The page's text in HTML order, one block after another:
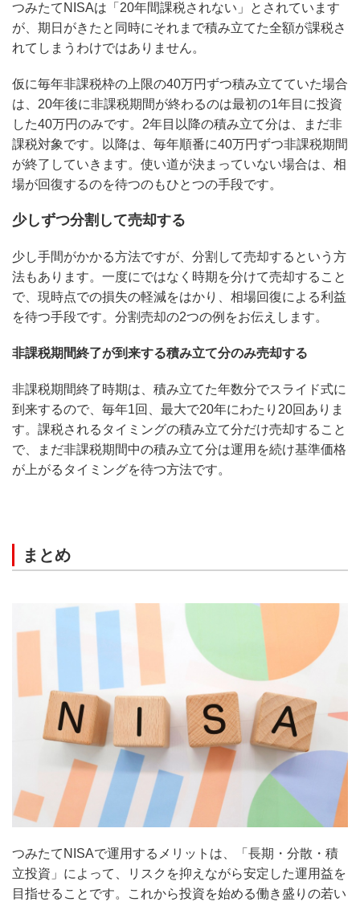
つみたてNISAは「20年間課税されない」とされています
が、期日がきたと同時にそれまで積み立てた全額が課税さ
れてしまうわけではありません。
仮に毎年非課税枠の上限の40万円ずつ積み立てていた場合
は、20年後に非課税期間が終わるのは最初の1年目に投資
した40万円のみです。2年目以降の積み立て分は、まだ非
課税対象です。以降は、毎年順番に40万円ずつ非課税期間
が終了していきます。使い道が決まっていない場合は、相
場が回復するのを待つのもひとつの手段です。
少しずつ分割して売却する
少し手間がかかる方法ですが、分割して売却するという方
法もあります。一度にではなく時期を分けて売却すること
で、現時点での損失の軽減をはかり、相場回復による利益
を待つ手段です。分割売却の2つの例をお伝えします。
非課税期間終了が到来する積み立て分のみ売却する
非課税期間終了時期は、積み立てた年数分でスライド式に
到来するので、毎年1回、最大で20年にわたり20回ありま
す。課税されるタイミングの積み立て分だけ売却すること
で、まだ非課税期間中の積み立て分は運用を続け基準価格
が上がるタイミングを待つ方法です。
まとめ
つみたてNISAで運用するメリットは、「長期・分散・積
立投資」によって、リスクを抑えながら安定した運用益を
目指せることです。これから投資を始める働き盛りの若い